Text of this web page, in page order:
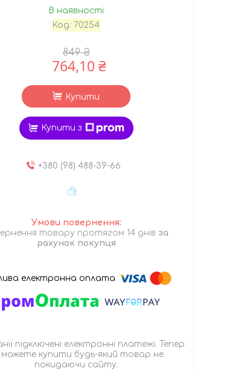
В наявності
Код: 70254
849 ₴
764,10 ₴
Купити
Купити з
+380 (98) 488-39-66
товару протягом 14 днів за
рахунок покупця
підключені електронні платежі. Тепер
можете купити будь-який товар не
покидаючи сайту.